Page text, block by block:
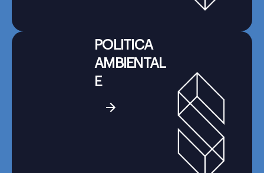
POLITICA
AMBIENTAL
E